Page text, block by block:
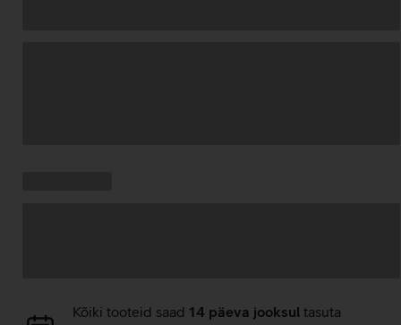
AndmeteKõiki tooteid saad 14 päeva jooksul tasuta